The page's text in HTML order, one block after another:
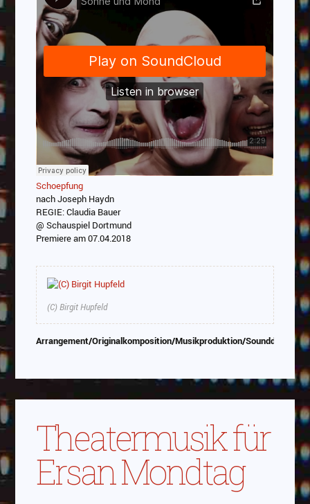
Schoepfung
nach Joseph Haydn
REGIE: Claudia Bauer
@ Schauspiel Dortmund
Premiere am 07.04.2018
(C) Birgit Hupfeld
Arrangement/Originalkomposition/Musikproduktion/Sounddesign/
Theatermusik für
Ersan Mondtag